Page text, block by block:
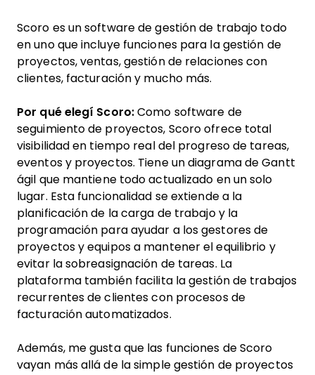
Scoro es un software de gestión de trabajo todo
en uno que incluye funciones para la gestión de
proyectos, ventas, gestión de relaciones con
clientes, facturación y mucho más.
Por qué elegí Scoro: Como software de
seguimiento de proyectos, Scoro ofrece total
visibilidad en tiempo real del progreso de tareas,
eventos y proyectos. Tiene un diagrama de Gantt
ágil que mantiene todo actualizado en un solo
lugar. Esta funcionalidad se extiende a la
planificación de la carga de trabajo y la
programación para ayudar a los gestores de
proyectos y equipos a mantener el equilibrio y
evitar la sobreasignación de tareas. La
plataforma también facilita la gestión de trabajos
recurrentes de clientes con procesos de
facturación automatizados.
Además, me gusta que las funciones de Scoro
vayan más allá de la simple gestión de proyectos